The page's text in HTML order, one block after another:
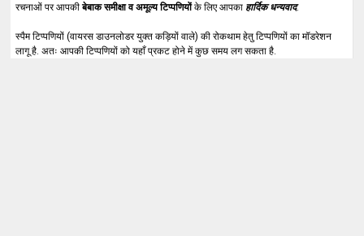
रचनाओं पर आपकीबेबाक समीक्षा व अमूल्य टिप्पणियोंके लिए आपका हार्दिक धन्यवाद.
स्पैम टिप्पणियों (वायरस डाउनलोडर युक्त कड़ियों वाले) की रोकथाम हेतु टिप्पणियों का मॉडरेशन
लागू है. अतः आपकी टिप्पणियों को यहाँ प्रकट होने में कुछ समय लग सकता है.